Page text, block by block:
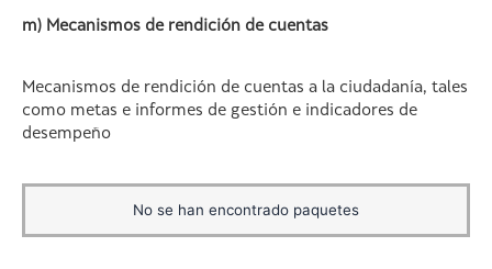
m) Mecanismos de rendición de cuentas
Mecanismos de rendición de cuentas a la ciudadanía, tales
como metas e informes de gestión e indicadores de
desempeño
No se han encontrado paquetes